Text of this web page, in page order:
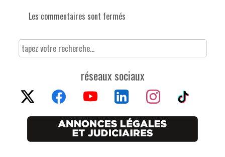
Les commentaires sont fermés
réseaux sociaux